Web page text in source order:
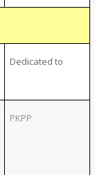
Dedicated to
PKPP